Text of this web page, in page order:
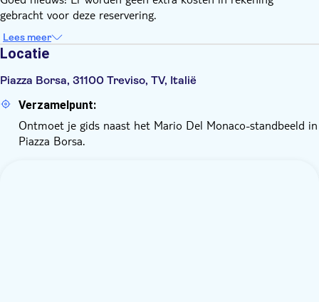
gebracht voor deze reservering.
Lees meer
Locatie
Piazza Borsa, 31100 Treviso, TV, Italië
Verzamelpunt:
Ontmoet je gids naast het Mario Del Monaco-standbeeld in
Piazza Borsa.